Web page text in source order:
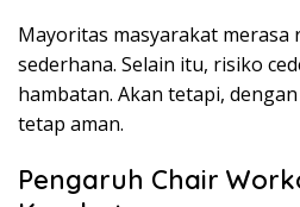
Mayoritas masyarakat
sederhana. Selain itu, risiko
hambatan. Akan tetapi,
tetap aman.
Pengaruh Chair